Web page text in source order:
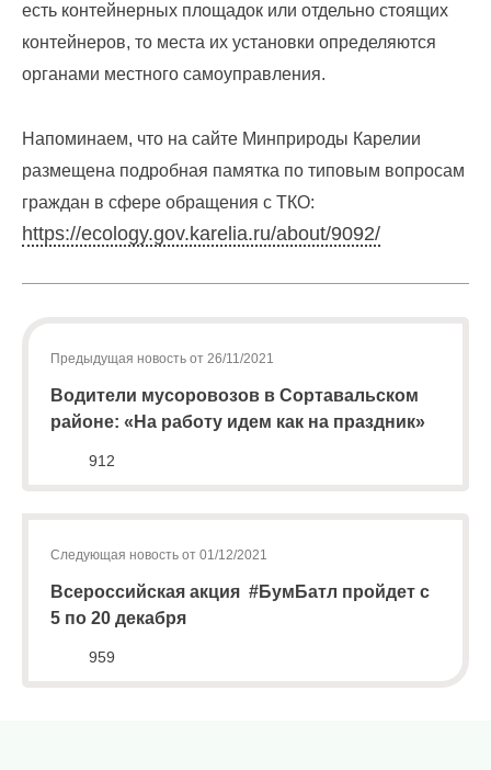
обязательно
указывать
№
договора)
направлять
эл.
почту
info@rotko10.ru
Для
abon@eirz-
karelia.ru
(или
номеру
телефона,
есть контейнерных площадок или отдельно стоящих
контейнеров, то места их установки определяются
органами местного самоуправления.
Напоминаем, что на сайте Минприроды Карелии
размещена подробная памятка по типовым вопросам
граждан в сфере обращения с ТКО:
https://ecology.gov.karelia.ru/about/9092/
Предыдущая новость от 26/11/2021
Водители мусоровозов в Сортавальском
районе: «На работу идем как на праздник»
912
Следующая новость от 01/12/2021
Всероссийская акция #БумБатл пройдет с
5 по 20 декабря
959